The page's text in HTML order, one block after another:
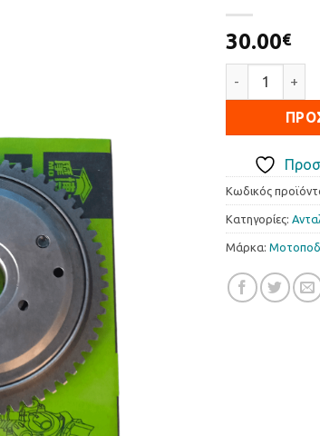
30.00€
Κωδικός
Κατηγορίες:
Μάρκα: